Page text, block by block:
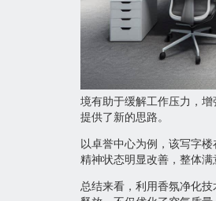
境有助于缓解工作压力，
提供了新的思路。
以卓誉中心为例，该写字
精神状态明显改善，整体
总结来看，利用香氛净化